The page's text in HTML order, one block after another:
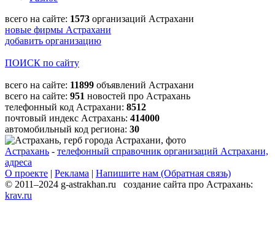
всего на сайте: 1573 организаций Астрахани
новые фирмы Астрахани
добавить организацию
ПОИСК по сайту
всего на сайте: 11899 объявлений Астрахани
всего на сайте: 951 новостей про Астрахань
телефонный код Астрахани: 8512
почтовый индекс Астрахань: 414000
автомобильный код региона: 30
Астрахань - телефонный справочник организаций Астрахани,
адреса
О проекте | Реклама | Напишите нам (Обратная связь)
© 2011–2024 g-astrakhan.ru создание сайта про Астрахань:
krav.ru